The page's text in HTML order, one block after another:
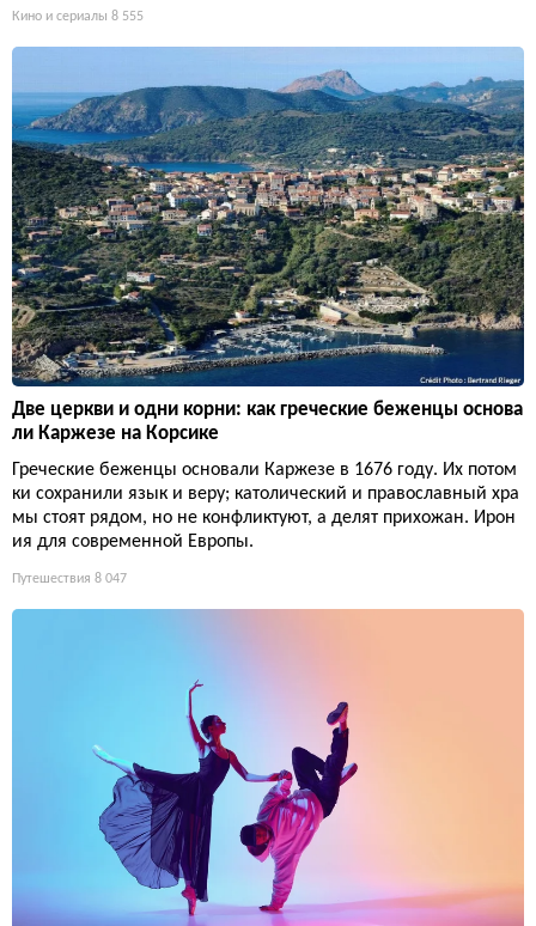
Кино и сериалы 8 555
Две церкви и одни корни: как греческие беженцы основа
ли Каржезе на Корсике
Греческие беженцы основали Каржезе в 1676 году. Их потом
ки сохранили язык и веру; католический и православный хра
мы стоят рядом, но не конфликтуют, а делят прихожан. Ирон
ия для современной Европы.
Путешествия 8 047